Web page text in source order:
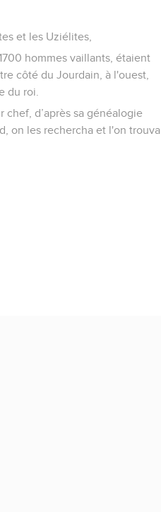
et les Uziélites,
hommes vaillants, étaient
côté du Jourdain, à l'ouest,
du roi.
d’après sa généalogie
on les rechercha et l'on trouva